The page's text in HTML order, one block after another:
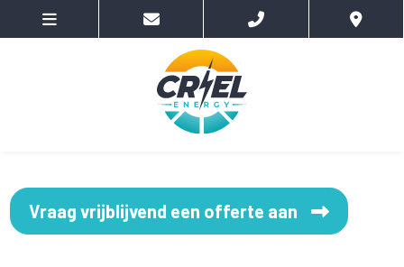
Vraag vrijblijvend een offerte aan